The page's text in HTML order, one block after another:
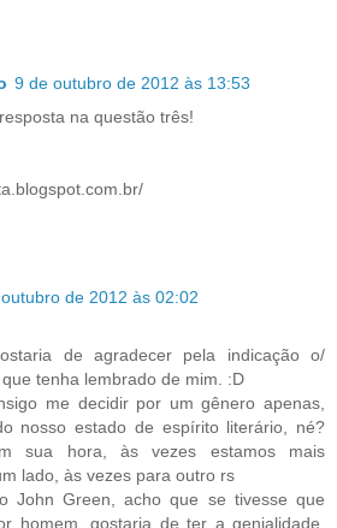
9 de outubro de 2012 às 13:53
na questão três!
de 2012 às 02:02
de agradecer pela indicação o/
tenha lembrado de mim. :D
me decidir por um gênero apenas,
nosso estado de espírito literário, né?
sua hora, às vezes estamos mais
lado, às vezes para outro rs
John Green, acho que se tivesse que
homem, gostaria de ter a genialidade,